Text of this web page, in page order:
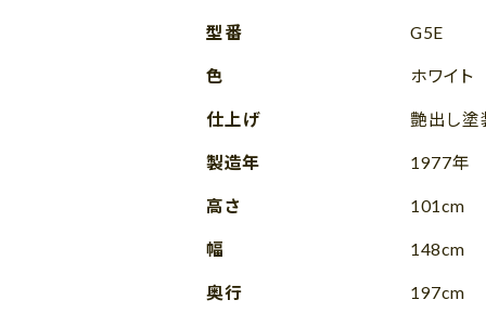
型番 G5E
色 ホワイト
仕上げ 艶出し塗
製造年 1977年
高さ 101cm
幅 148cm
奥行 197cm